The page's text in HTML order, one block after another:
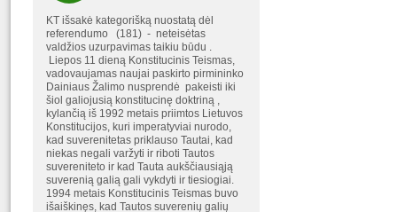
KT išsakė kategorišką nuostatą dėl
referendumo (181) - neteisėtas
valdžios uzurpavimas taikiu būdu .
Liepos 11 dieną Konstitucinis Teismas,
vadovaujamas naujai paskirto pirmininko
Dainiaus Žalimo nusprendė pakeisti iki
šiol galiojusią konstitucinę doktriną ,
kylančią iš 1992 metais priimtos Lietuvos
Konstitucijos, kuri imperatyviai nurodo,
kad suverenitetas priklauso Tautai, kad
niekas negali varžyti ir riboti Tautos
suvereniteto ir kad Tauta aukščiausiąją
suverenią galią gali vykdyti ir tiesiogiai.
1994 metais Konstitucinis Teismas buvo
išaiškinęs, kad Tautos suverenių galių